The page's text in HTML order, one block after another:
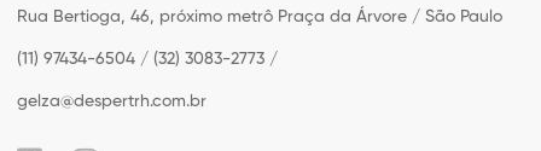
Rua Bertioga, 46, próximo metrô Praça da Árvore / São Paulo
(11) 97434-6504 / (32) 3083-2773 /
gelza@despertrh.com.br